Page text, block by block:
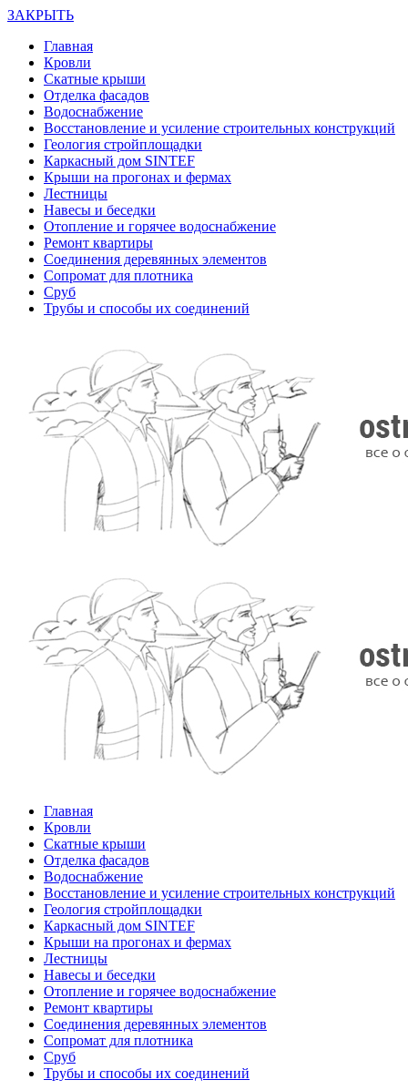
ЗАКРЫТЬ
Главная
Кровли
Скатные крыши
Отделка фасадов
Водоснабжение
Восстановление и усиление строительных конструкций
Геология стройплощадки
Каркасный дом SINTEF
Крыши на прогонах и фермах
Лестницы
Навесы и беседки
Отопление и горячее водоснабжение
Ремонт квартиры
Соединения деревянных элементов
Сопромат для плотника
Сруб
Трубы и способы их соединений
Главная
Кровли
Скатные крыши
Отделка фасадов
Водоснабжение
Восстановление и усиление строительных конструкций
Геология стройплощадки
Каркасный дом SINTEF
Крыши на прогонах и фермах
Лестницы
Навесы и беседки
Отопление и горячее водоснабжение
Ремонт квартиры
Соединения деревянных элементов
Сопромат для плотника
Сруб
Трубы и способы их соединений